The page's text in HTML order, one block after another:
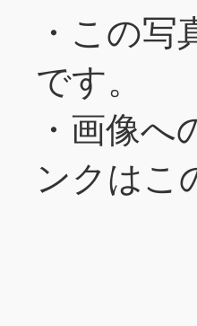
・この
です。
・画像
ンクはこ